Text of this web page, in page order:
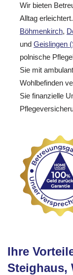
Wir bieten
Alltag
Böhmenkirch,
und Geislingen
polnische
Sie mit
Wohlbefinden
Sie finanzielle
Ihre
Steighaus,